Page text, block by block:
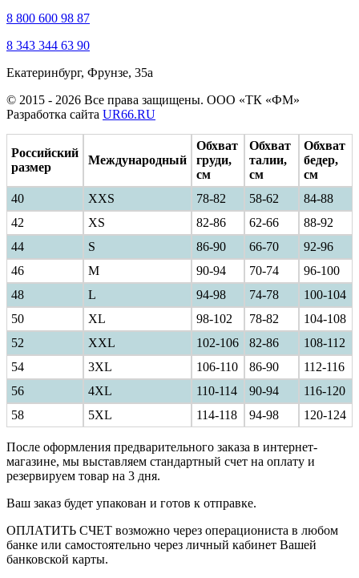
8 800 600 98 87
8 343 344 63 90
Екатеринбург, Фрунзе, 35а
© 2015 - 2026 Все права защищены. ООО «ТК «ФМ»
Разработка сайта UR66.RU
Российский
размер
Международный
Обхват
груди,
см
Обхват
талии,
см
Обхват
бедер,
см
40
ХXS 78-82 58-62
84-88
42
XS 82-86 62-66
88-92
44
S 86-90 66-70
92-96
46
M 90-94 70-74
96-100
48
L 94-98 74-78
100-104
50
XL 98-102 78-82
104-108
52
XXL 102-106 82-86
108-112
54
3XL 106-110 86-90
112-116
56
4XL 110-114 90-94
116-120
58
5XL 114-118 94-98 120-124
После оформления предварительного заказа в интернет-
магазине, мы выставляем стандартный счет на оплату и
резервируем товар на 3 дня.
Ваш заказ будет упакован и готов к отправке.
ОПЛАТИТЬ СЧЕТ возможно через операциониста в любом
банке или самостоятельно через личный кабинет Вашей
банковской карты.